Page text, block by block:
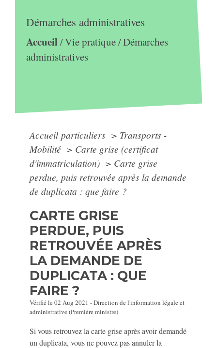
Démarches administratives
Accueil/Vie pratique/Démarches
administratives
Accueil particuliers > Transports -
Mobilité > Carte grise (certificat
d'immatriculation) > Carte grise
perdue, puis retrouvée après la demande
de duplicata : que faire ?
CARTE GRISE
PERDUE, PUIS
RETROUVÉE APRÈS
LA DEMANDE DE
DUPLICATA : QUE
FAIRE ?
Vérifié le 02 Aug 2021 - Direction de l'information légale et
administrative (Première ministre)
Si vous retrouvez la carte grise après avoir demandé
un duplicata, vous ne pouvez pas annuler la